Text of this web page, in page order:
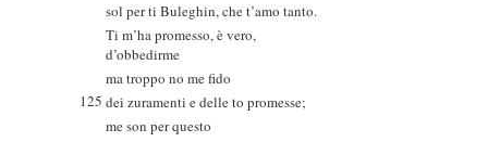
sol per ti Buleghin, che t’amo tanto.
Ti m’ha promesso, è vero,
d’obbedirme
ma troppo no me fido
125 dei zuramenti e delle to promesse;
me son per questo